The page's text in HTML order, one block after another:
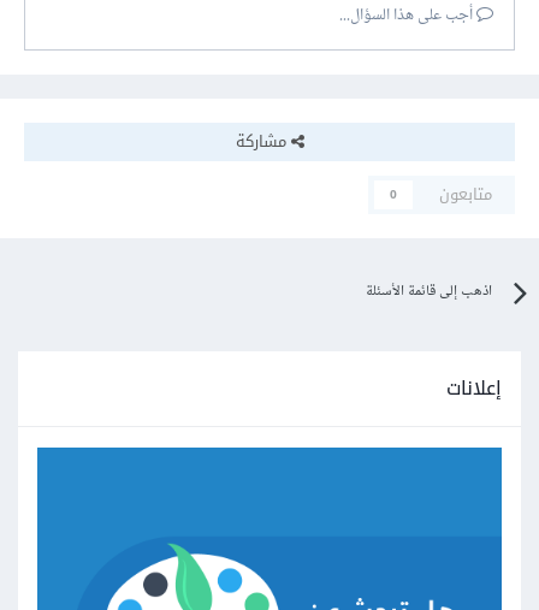
أجب على هذا السؤال...
مشاركة
متابعون
0
اذهب إلى قائمة الأسئلة
إعلانات